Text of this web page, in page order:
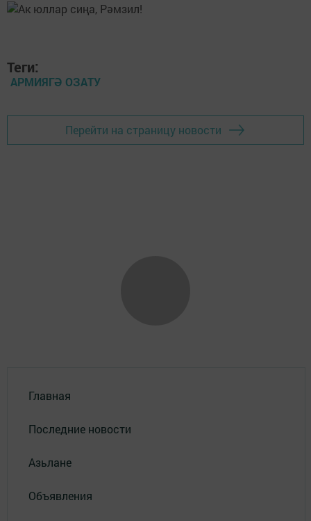
Теги:
АРМИЯГӘ ОЗАТУ
Перейти на страницу новости
Главная
Последние новости
Азьлане
Объявления